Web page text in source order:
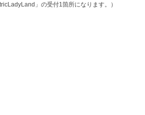
」の受付1箇所になります。）